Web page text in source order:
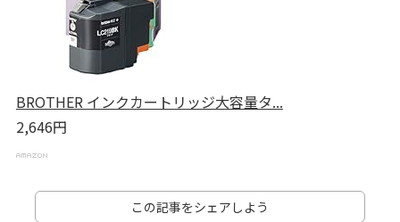
BROTHER インクカートリッジ大容量タ...
2,646円
この記事をシェアしよう